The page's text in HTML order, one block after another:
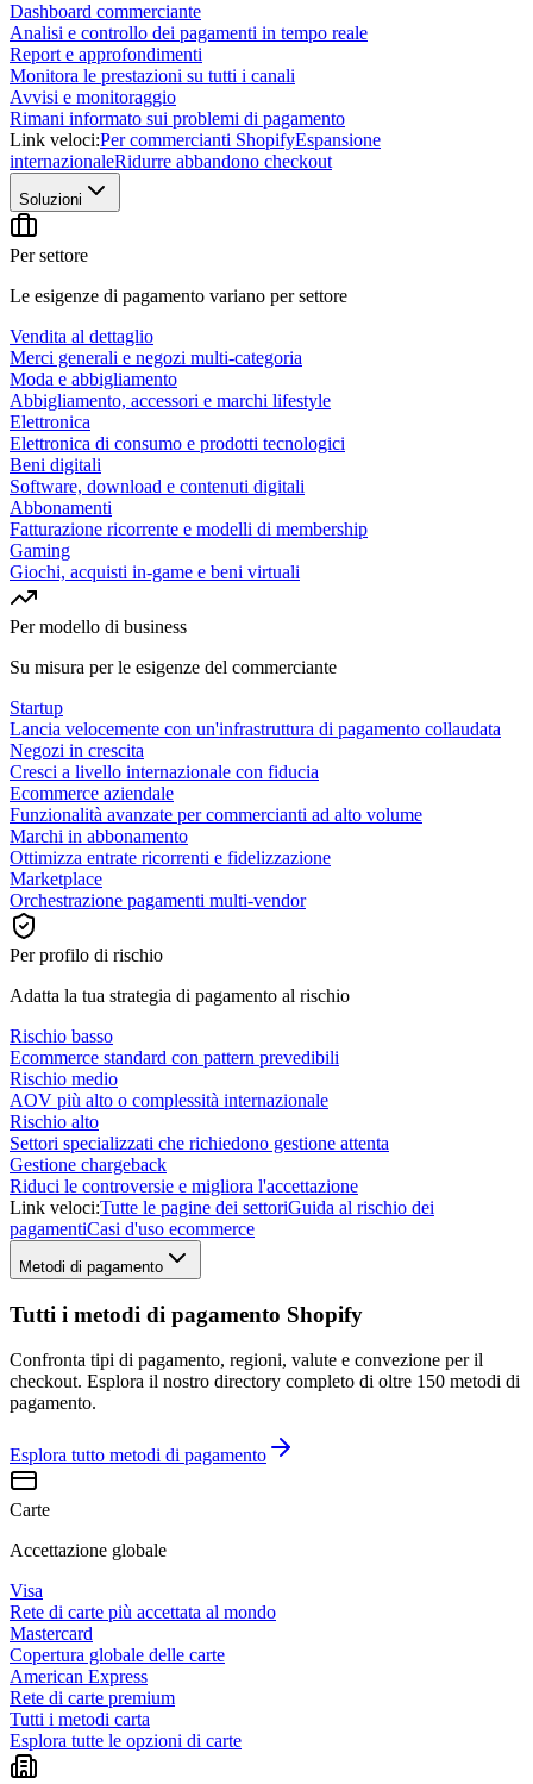
Dashboard commerciante
Analisi e controllo dei pagamenti in tempo reale
Report e approfondimenti
Monitora le prestazioni su tutti i canali
Avvisi e monitoraggio
Rimani informato sui problemi di pagamento
Link veloci:Per commercianti ShopifyEspansione
internazionaleRidurre abbandono checkout
Soluzioni
Per settore
Le esigenze di pagamento variano per settore
Vendita al dettaglio
Merci generali e negozi multi-categoria
Moda e abbigliamento
Abbigliamento, accessori e marchi lifestyle
Elettronica
Elettronica di consumo e prodotti tecnologici
Beni digitali
Software, download e contenuti digitali
Abbonamenti
Fatturazione ricorrente e modelli di membership
Gaming
Giochi, acquisti in-game e beni virtuali
Per modello di business
Su misura per le esigenze del commerciante
Startup
Lancia velocemente con un'infrastruttura di pagamento collaudata
Negozi in crescita
Cresci a livello internazionale con fiducia
Ecommerce aziendale
Funzionalità avanzate per commercianti ad alto volume
Marchi in abbonamento
Ottimizza entrate ricorrenti e fidelizzazione
Marketplace
Orchestrazione pagamenti multi-vendor
Per profilo di rischio
Adatta la tua strategia di pagamento al rischio
Rischio basso
Ecommerce standard con pattern prevedibili
Rischio medio
AOV più alto o complessità internazionale
Rischio alto
Settori specializzati che richiedono gestione attenta
Gestione chargeback
Riduci le controversie e migliora l'accettazione
Link veloci:Tutte le pagine dei settoriGuida al rischio dei
pagamentiCasi d'uso ecommerce
Metodi di pagamento
Tutti i metodi di pagamento Shopify
Confronta tipi di pagamento, regioni, valute e convezione per il
checkout. Esplora il nostro directory completo di oltre 150 metodi di
pagamento.
Esplora tutto metodi di pagamento
Carte
Accettazione globale
Visa
Rete di carte più accettata al mondo
Mastercard
Copertura globale delle carte
American Express
Rete di carte premium
Tutti i metodi carta
Esplora tutte le opzioni di carte